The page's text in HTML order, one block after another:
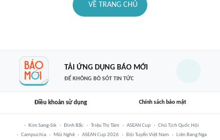
VỀ TRANG CHỦ
TẢI ỨNG DỤNG BÁO MỚI
ĐỂ KHÔNG BỎ SÓT TIN TỨC
Điều khoản sử dụng Chính sách bảo mật
Kim Sang-Sik Đình Bắc Triệu Thị Tâm ASEAN Cup
Chủ Tịch Quốc Hội
Campuchia
Mũi Nghê ASEAN Cup 2026 Đội Tuyển Việt Nam
Liên Bang Nga